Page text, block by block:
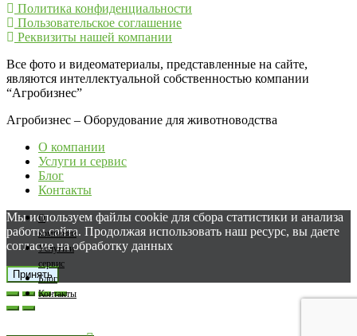
Политика конфиденциальности
Пользовательское соглашение
Реквизиты нашей компании
Все фото и видеоматериалы, представленные на сайте,
являются интеллектуальной собственностью компании
“Агробизнес”
Агробизнес – Оборудование для животноводства
О компании
Услуги и сервис
Блог
Контакты
О
компании
Услуги и
сервис
Блог
Контакты
Мы используем файлы cookie для сбора статистики и анализа
работы сайта. Продолжая использовать наш ресурс, вы даете
согласие на обработку данных
Принять